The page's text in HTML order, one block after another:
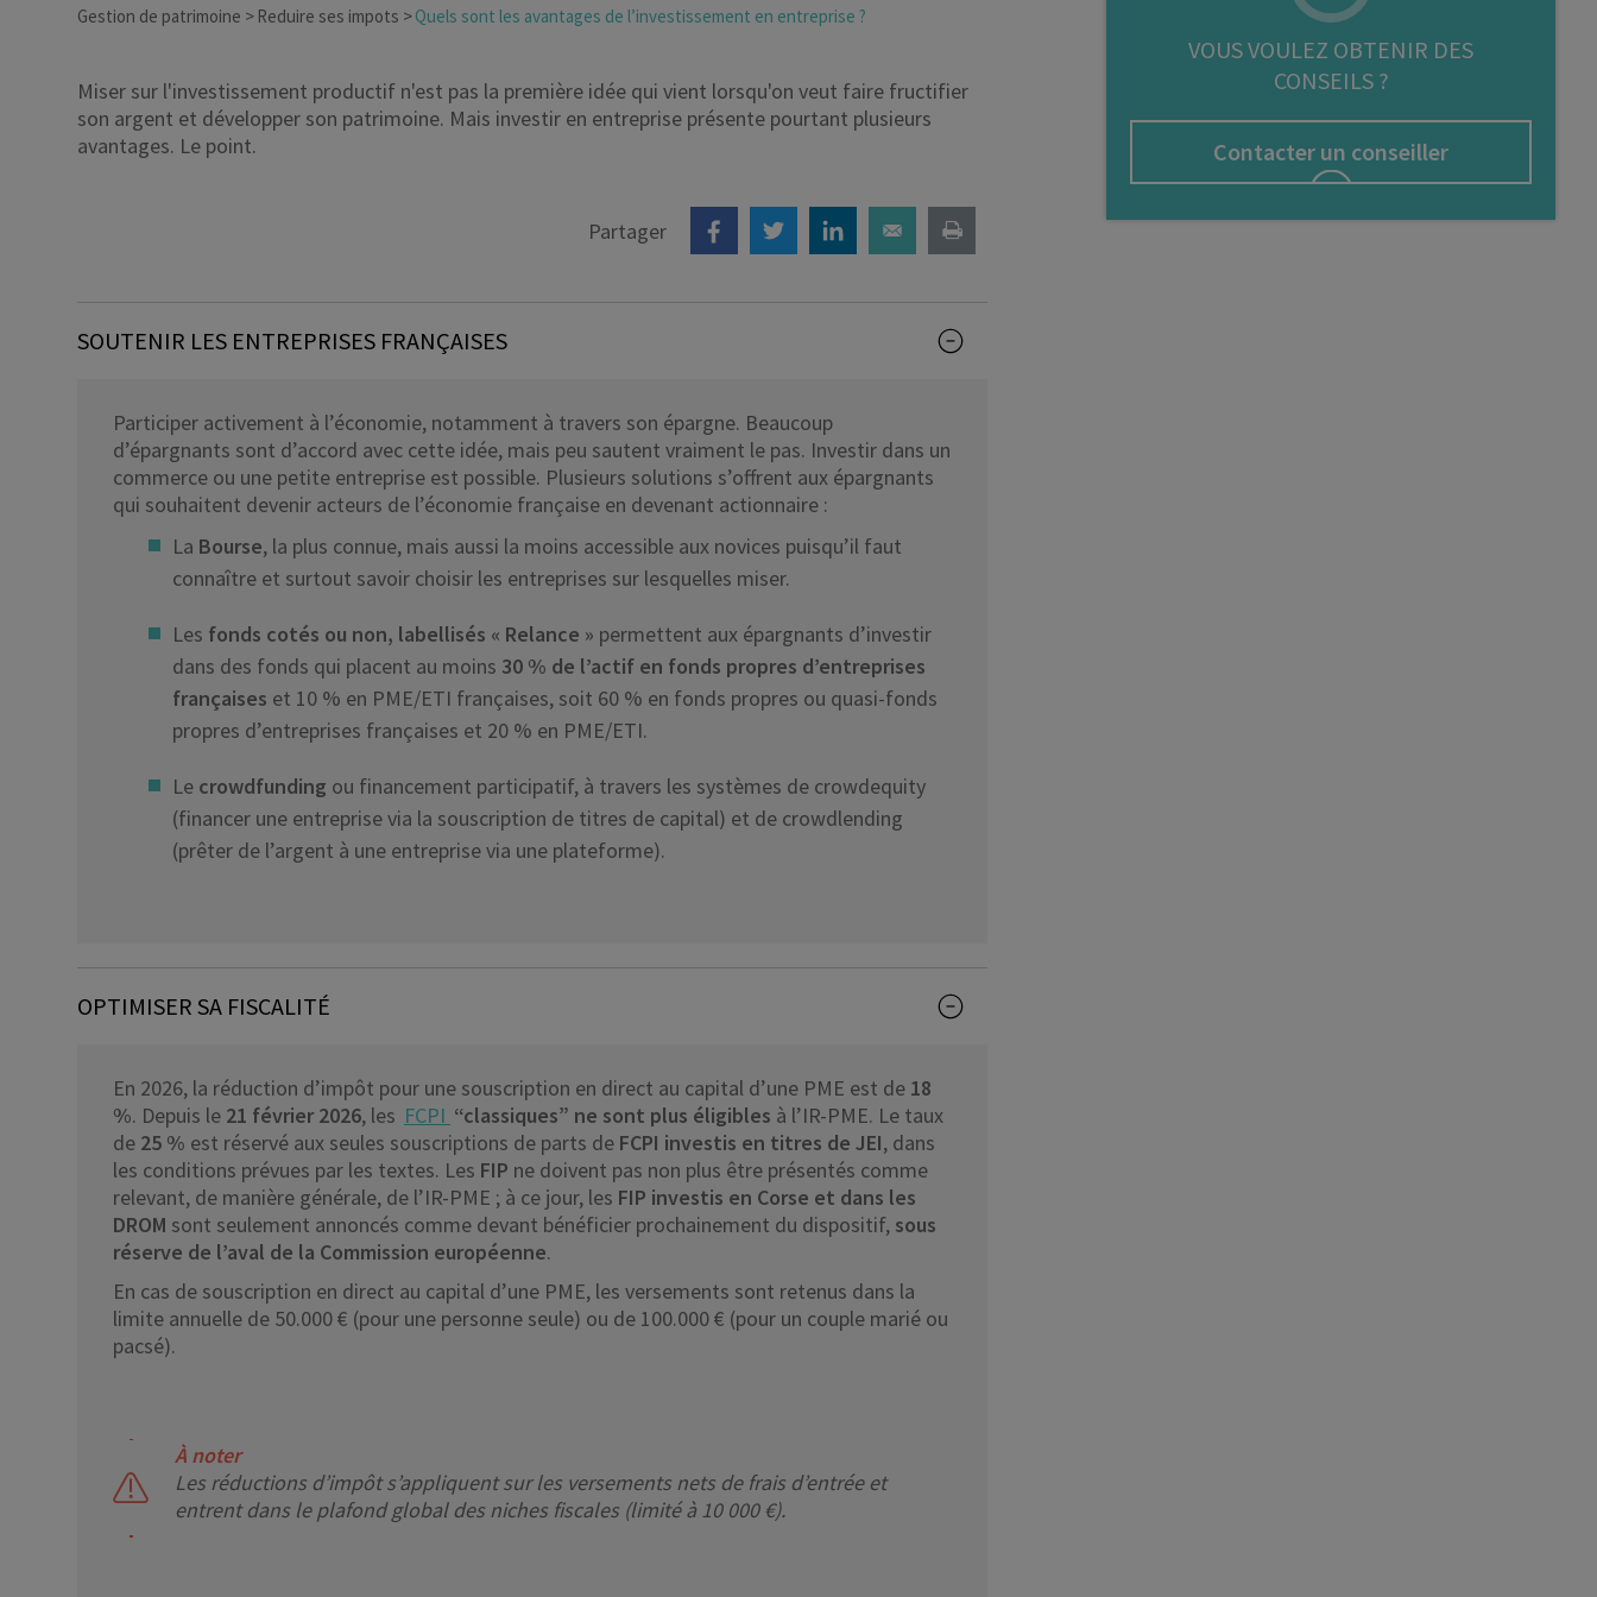
Conseils fiscalité d’entrepriseLoi Pinel
Anciens dispositifs
Gestion de patrimoine Reduire ses impots Quels sont les avantages de l’investissement en entreprise ?
Miser sur l'investissement productif n'est pas la première idée qui vient lorsqu'on veut faire fructifier
son argent et développer son patrimoine. Mais investir en entreprise présente pourtant plusieurs
avantages. Le point.
Partager
SOUTENIR LES ENTREPRISES FRANÇAISES
Participer activement à l’économie, notamment à travers son épargne. Beaucoup
d’épargnants sont d’accord avec cette idée, mais peu sautent vraiment le pas. Investir dans un
commerce ou une petite entreprise est possible. Plusieurs solutions s’offrent aux épargnants
qui souhaitent devenir acteurs de l’économie française en devenant actionnaire :
La Bourse, la plus connue, mais aussi la moins accessible aux novices puisqu’il faut
connaître et surtout savoir choisir les entreprises sur lesquelles miser.
Les fonds cotés ou non, labellisés « Relance » permettent aux épargnants d’investir
dans des fonds qui placent au moins 30 % de l’actif en fonds propres d’entreprises
françaises et 10 % en PME/ETI françaises, soit 60 % en fonds propres ou quasi-fonds
propres d’entreprises françaises et 20 % en PME/ETI.
Le crowdfunding ou financement participatif, à travers les systèmes de crowdequity
(financer une entreprise via la souscription de titres de capital) et de crowdlending
(prêter de l’argent à une entreprise via une plateforme).
OPTIMISER SA FISCALITÉ
En 2026, la réduction d’impôt pour une souscription en direct au capital d’une PME est de 18
%. Depuis le 21 février 2026, les FCPI “classiques” ne sont plus éligibles à l’IR-PME. Le taux
de 25 % est réservé aux seules souscriptions de parts de FCPI investis en titres de JEI, dans
les conditions prévues par les textes. Les FIP ne doivent pas non plus être présentés comme
relevant, de manière générale, de l’IR-PME ; à ce jour, les FIP investis en Corse et dans les
DROM sont seulement annoncés comme devant bénéficier prochainement du dispositif, sous
réserve de l’aval de la Commission européenne.
En cas de souscription en direct au capital d’une PME, les versements sont retenus dans la
limite annuelle de 50.000 € (pour une personne seule) ou de 100.000 € (pour un couple marié ou
pacsé).
À noter
Les réductions d’impôt s’appliquent sur les versements nets de frais d’entrée et
entrent dans le plafond global des niches fiscales (limité à 10 000 €).
VOUS VOULEZ OBTENIR DES
CONSEILS ?
Contacter un conseiller